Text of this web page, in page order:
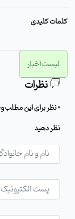
کلمات کلیدی
لیست اخبار
نظرات
0 نظر برای این مطلب وجود دارد
نظر دهید